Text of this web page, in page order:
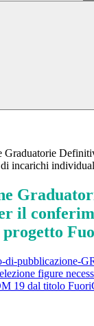
Graduatorie
incarichi
il
di-pubblicazione-
figure
19 dal titolo